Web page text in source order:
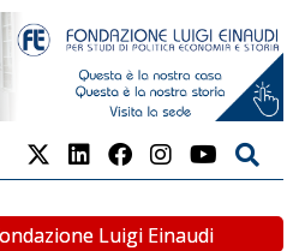
Luigi Einaudi